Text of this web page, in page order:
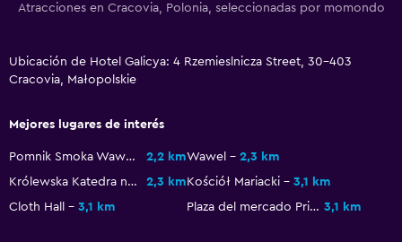
Aseo
Baño privado
Estacionamiento y transporte
Traslado al aeropuerto (con cargos)
Estacionamiento privado
Atracciones en Cracovia, Polonia, seleccionadas por momondo
Ubicación de Hotel Galicya: 4 Rzemieslnicza Street, 30-403
Cracovia, Małopolskie
Mejores lugares de interés
Pomnik Smoka Wawelskiego 2,2 kmWawel
2,3 km
Królewska Katedra na Wawelu
2,3 kmKościół Mariacki
3,1 km
Cloth Hall
3,1 km Plaza del mercado Principal 3,1 km